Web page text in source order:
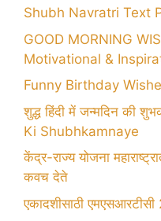
Shubh Navratri Text
GOOD MORNING
Motivational &
Funny Birthday
शुद्ध हिंदी में जन्मदिन की
Ki Shubhkamnaye
केंद्र-राज्य योजना
कवच देते
एकादशीसाठी